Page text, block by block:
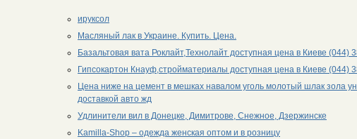
ируксол
Масляный лак в Украине. Купить. Цена.
Базальтовая вата Роклайт,Технолайт доступная цена в Киеве (044)
Гипсокартон Кнауф,стройматериалы доступная цена в Киеве (044)
Цена ниже на цемент в мешках навалом уголь молотый шлак зола
доставкой авто жд
Удлинители вил в Донецке, Димитрове, Снежное, Дзержинске
Kamilla-Shop – одежда женская оптом и в розницу